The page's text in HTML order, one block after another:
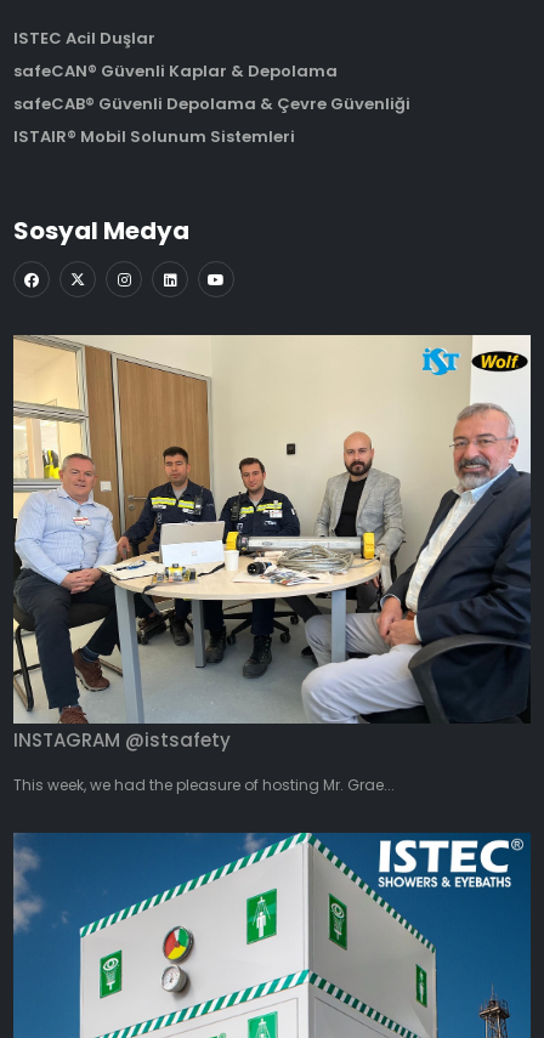
ISTEC Acil Duşlar
safeCAN® Güvenli Kaplar & Depolama
safeCAB® Güvenli Depolama & Çevre Güvenliği
ISTAIR® Mobil Solunum Sistemleri
Sosyal Medya
INSTAGRAM @istsafety
This week, we had the pleasure of hosting Mr. Grae...